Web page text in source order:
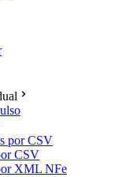
por CSV
CSV
XML NFe